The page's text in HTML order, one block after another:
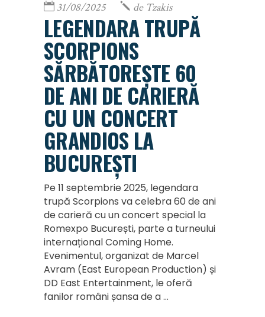
31/08/2025 de Tzakis
LEGENDARA TRUPĂ
SCORPIONS
SĂRBĂTOREȘTE 60
DE ANI DE CARIERĂ
CU UN CONCERT
GRANDIOS LA
BUCUREȘTI
Pe 11 septembrie 2025, legendara
trupă Scorpions va celebra 60 de ani
de carieră cu un concert special la
Romexpo București, parte a turneului
internațional Coming Home.
Evenimentul, organizat de Marcel
Avram (East European Production) și
DD East Entertainment, le oferă
fanilor români șansa de a